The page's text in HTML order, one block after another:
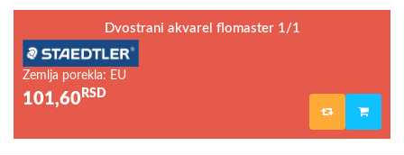
Dvostrani akvarel flomaster 1/1
Zemlja porekla: EU
101,60 RSD